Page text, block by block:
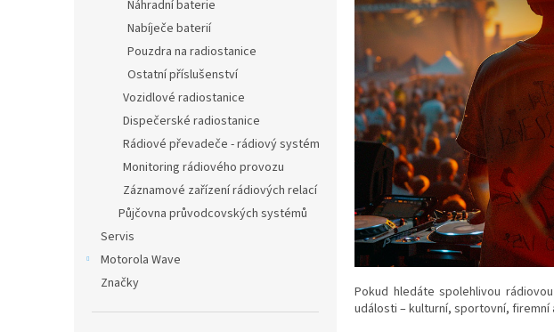
Náhradní baterie
Nabíječe baterií
Pouzdra na radiostanice
Ostatní příslušenství
Vozidlové radiostanice
Dispečerské radiostanice
Rádiové převadeče - rádiový systém
Monitoring rádiového provozu
Záznamové zařízení rádiových relací
Půjčovna průvodcovských systémů
Servis
Motorola Wave
Značky
Pokud hledáte spolehlivou
události – kulturní, sportovní,